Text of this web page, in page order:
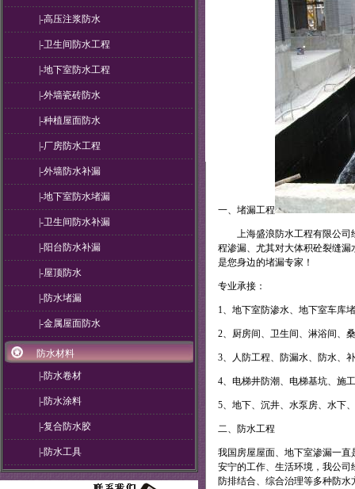
|-高压注浆防水
|-卫生间防水工程
|-地下室防水工程
|-外墙瓷砖防水
|-种植屋面防水
|-厂房防水工程
|-外墙防水补漏
|-地下室防水堵漏
|-卫生间防水补漏
|-阳台防水补漏
|-屋顶防水
|-防水堵漏
|-金属屋面防水
防水材料
|-防水卷材
|-防水涂料
|-复合防水胶
|-防水工具
一、堵漏工程
上海盛浪防水工程有限公司经
程渗漏、尤其对大体积砼裂缝
是您身边的堵漏专家！
专业承接：
1、地下室防渗水、地下室车库
2、厨房间、卫生间、淋浴间、
3、人防工程、防漏水、防水、
4、电梯井防潮、电梯基坑、施
5、地下、沉井、水泵房、水下
二、防水工程
我国房屋屋面、地下室渗漏一
安宁的工作、生活环境，我公
防排结合、综合治理等多种防